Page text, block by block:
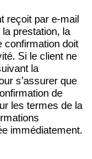
reçoit par e-mail
prestation, la
confirmation doit
Si le client ne
la
s’assurer que
de
les termes de la
immédiatement.